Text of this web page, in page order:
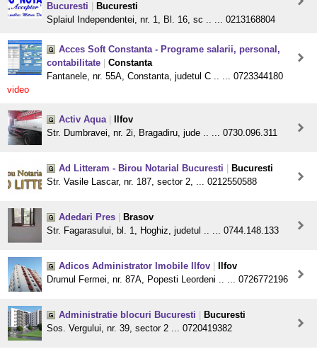
Bucuresti
Bucuresti
Splaiul Independentei, nr. 1, Bl. 16, sc .. ... 0213168804
Acces Soft Constanta - Programe salarii, personal,
contabilitate
Constanta
Fantanele, nr. 55A, Constanta, judetul C .. ... 0723344180
video
Activ Aqua
Ilfov
Str. Dumbravei, nr. 2i, Bragadiru, jude .. ... 0730.096.311
Ad Litteram - Birou Notarial Bucuresti
Bucuresti
Str. Vasile Lascar, nr. 187, sector 2, ... 0212550588
Adedari Pres
Brasov
Str. Fagarasului, bl. 1, Hoghiz, judetul .. ... 0744.148.133
Adicos Administrator Imobile Ilfov
Ilfov
Drumul Fermei, nr. 87A, Popesti Leordeni .. ... 0726772196
Administratie blocuri Bucuresti
Bucuresti
Sos. Vergului, nr. 39, sector 2 ... 0720419382